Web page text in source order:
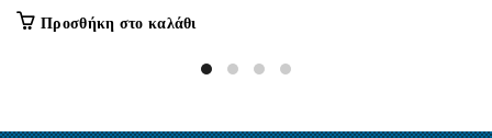
Προσθήκη στο καλάθι